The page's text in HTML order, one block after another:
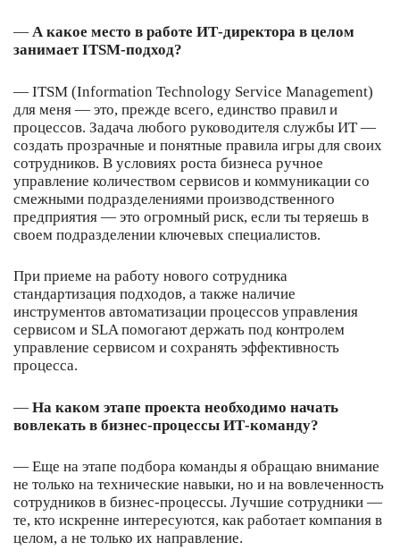
— А какое место в работе ИТ-директора в целом
занимает ITSM-подход?
— ITSM (Information Technology Service Management)
для меня — это, прежде всего, единство правил и
процессов. Задача любого руководителя службы ИТ —
создать прозрачные и понятные правила игры для своих
сотрудников. В условиях роста бизнеса ручное
управление количеством сервисов и коммуникации со
смежными подразделениями производственного
предприятия — это огромный риск, если ты теряешь в
своем подразделении ключевых специалистов.
При приеме на работу нового сотрудника
стандартизация подходов, а также наличие
инструментов автоматизации процессов управления
сервисом и SLA помогают держать под контролем
управление сервисом и сохранять эффективность
процесса.
— На каком этапе проекта необходимо начать
вовлекать в бизнес-процессы ИТ-команду?
— Еще на этапе подбора команды я обращаю внимание
не только на технические навыки, но и на вовлеченность
сотрудников в бизнес-процессы. Лучшие сотрудники —
те, кто искренне интересуются, как работает компания в
целом, а не только их направление.